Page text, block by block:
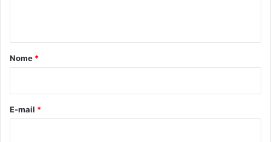
r
*
Nome *
E-mail *